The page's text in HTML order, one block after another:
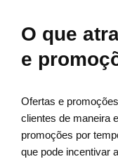
O que
e
Ofertas e
clientes de maneira
promoções por
que pode incentivar